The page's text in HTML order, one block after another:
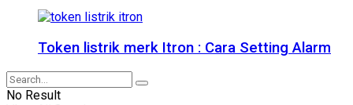
Token listrik merk Itron : Cara Setting Alarm
No Result